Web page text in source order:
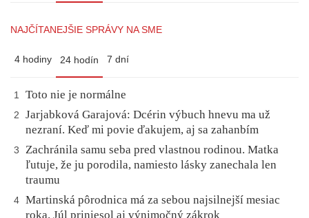
NAJČÍTANEJŠIE SPRÁVY NA SME
4 hodiny 24 hodín 7 dní
1 Toto nie je normálne
2
Jarjabková Garajová: Dcérin výbuch hnevu ma už
nezraní. Keď mi povie ďakujem, aj sa zahanbím
3
Zachránila samu seba pred vlastnou rodinou. Matka
ľutuje, že ju porodila, namiesto lásky zanechala len
traumu
4 Martinská pôrodnica má za sebou najsilnejší mesiac
roka. Júl priniesol aj výnimočný zákrok